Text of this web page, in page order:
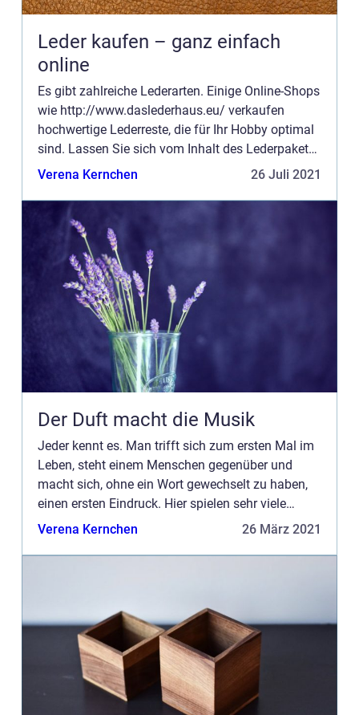
Leder kaufen – ganz einfach
online
Es gibt zahlreiche Lederarten. Einige Online-Shops
wie http://www.daslederhaus.eu/ verkaufen
hochwertige Lederreste, die für Ihr Hobby optimal
sind. Lassen Sie sich vom Inhalt des Lederpaketes
überraschen, es enthält ausschließliche echte
Verena Kernchen 26 Juli 2021
Der Duft macht die Musik
Jeder kennt es. Man trifft sich zum ersten Mal im
Leben, steht einem Menschen gegenüber und
macht sich, ohne ein Wort gewechselt zu haben,
einen ersten Eindruck. Hier spielen sehr viele
Faktoren eine besonders wichtige Rolle. So unter
Verena Kernchen 26 März 2021